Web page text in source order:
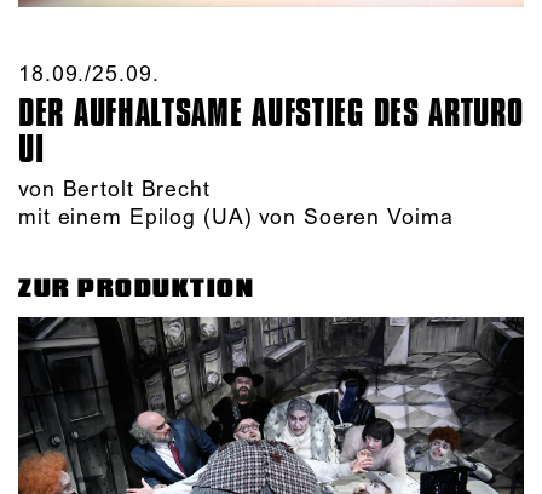
18.09./​25.09.​
DER AUFHALTSAME AUFSTIEG DES ARTURO
UI
von Bertolt Brecht
mit einem Epilog (UA) von Soeren Voima
ZUR PRODUKTION